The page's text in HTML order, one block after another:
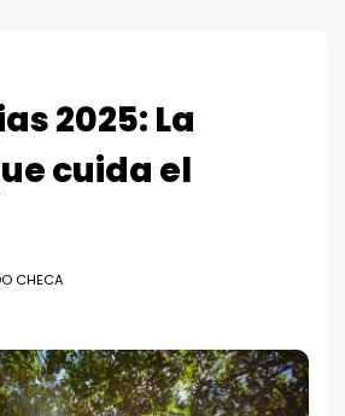
2025: La
cuida el
CHECA